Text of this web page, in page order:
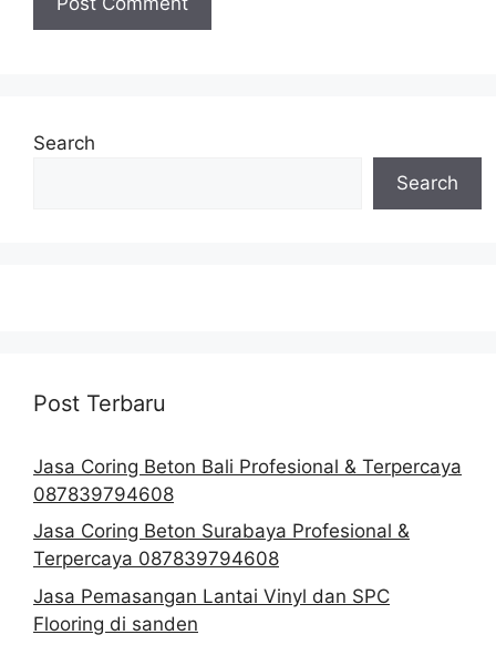
Search
Search
Post Terbaru
Jasa Coring Beton Bali Profesional & Terpercaya
087839794608
Jasa Coring Beton Surabaya Profesional &
Terpercaya 087839794608
Jasa Pemasangan Lantai Vinyl dan SPC
Flooring di sanden